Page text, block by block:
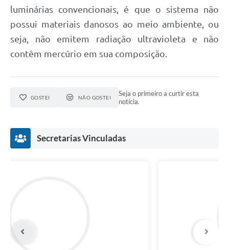
luminárias convencionais, é que o sistema não
possui materiais danosos ao meio ambiente, ou
seja, não emitem radiação ultravioleta e não
contêm mercúrio em sua composição.
GOSTEI NÃO GOSTEI
Seja o primeiro a curtir esta
notícia.
Secretarias Vinculadas